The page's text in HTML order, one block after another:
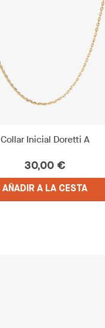
Collar Inicial Doretti A
30,00 €
AÑADIR A LA CESTA